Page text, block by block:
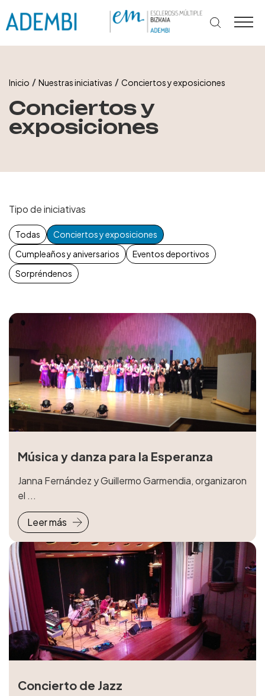
al
Inicio / Nuestras iniciativas / Conciertos y exposiciones
Conciertos y
exposiciones
Tipo de iniciativas
Todas
Conciertos y exposiciones
Cumpleaños y aniversarios
Eventos deportivos
Sorpréndenos
Música y danza para la Esperanza
Janna Fernández y Guillermo Garmendia, organizaron
el ...
Leer más
Concierto de Jazz